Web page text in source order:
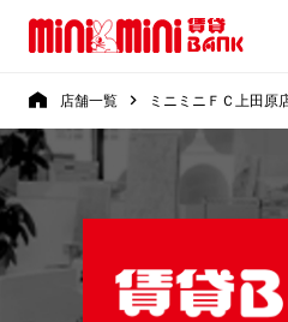
店舗一覧 ミニミニＦＣ上田原